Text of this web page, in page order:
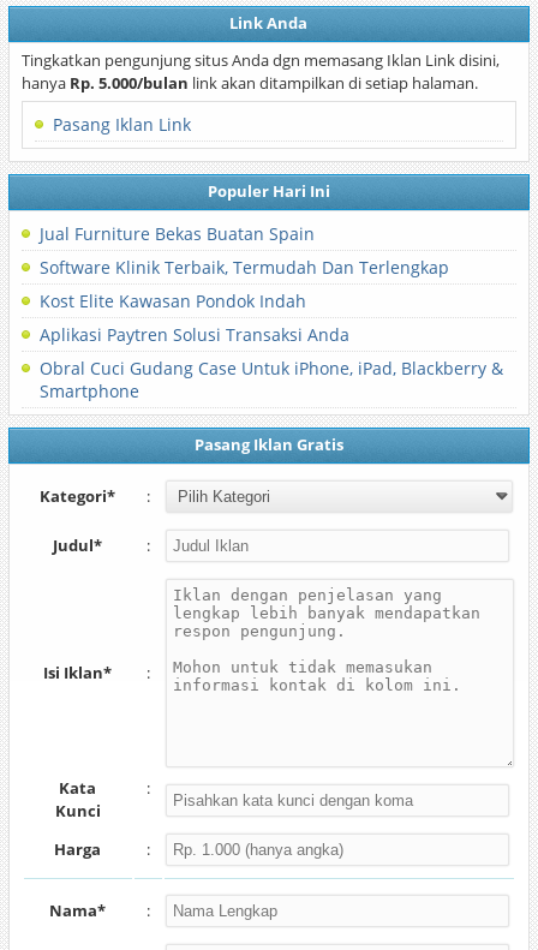
Link Anda
Tingkatkan pengunjung situs Anda dgn memasang Iklan Link disini,
hanya Rp. 5.000/bulan link akan ditampilkan di setiap halaman.
Pasang Iklan Link
Populer Hari Ini
Jual Furniture Bekas Buatan Spain
Software Klinik Terbaik, Termudah Dan Terlengkap
Kost Elite Kawasan Pondok Indah
Aplikasi Paytren Solusi Transaksi Anda
Obral Cuci Gudang Case Untuk iPhone, iPad, Blackberry &
Smartphone
Pasang Iklan Gratis
Kategori* :
Judul* :
Isi Iklan* :
Kata
Kunci
:
Harga :
Nama* :